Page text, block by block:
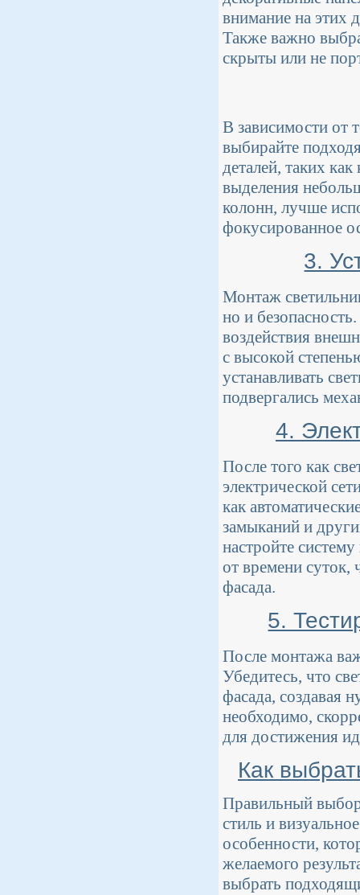
внимание на этих
Также важно
скрыты или не
В зависимости от
выбирайте
деталей, таких
выделения
колонн, лучше
фокусированное
3.
Монтаж
но и
воздействия
с высокой
устанавливать
подвергались
4.
После того как
электрической
как
замыканий и
настройте
от времени суток,
фасада.
5.
После монтажа
Убедитесь, что
фасада, создавая
необходимо,
для достижения
Как
Правильный выбор
стиль и
особенности,
желаемого
выбрать